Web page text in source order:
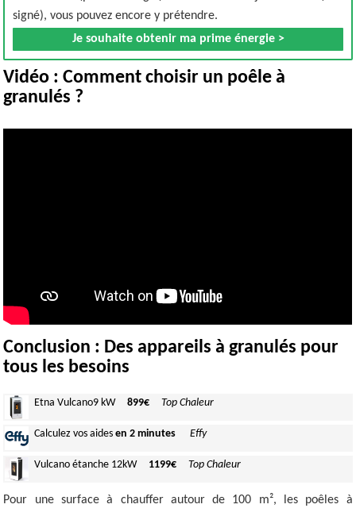
signé), vous pouvez encore y prétendre.
Je souhaite obtenir ma prime énergie >
Vidéo : Comment choisir un poêle à
granulés ?
Conclusion : Des appareils à granulés pour
tous les besoins
Etna Vulcano9 kW 899€ Top Chaleur
Calculezvos aides en 2 minutes Effy
Vulcanoétanche 12kW 1199€ Top Chaleur
Pour une surface à chauffer autour de 100 m², les poêles à